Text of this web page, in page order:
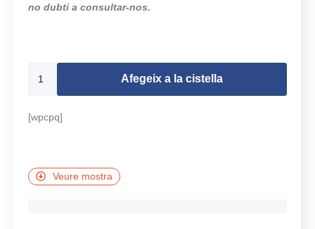
no dubti a consultar-nos.
Afegeix a la cistella
[wpcpq]
Veure mostra